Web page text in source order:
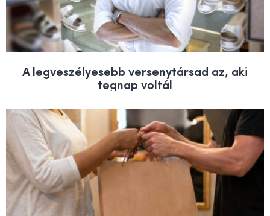
A legveszélyesebb versenytársad az, aki
tegnap voltál